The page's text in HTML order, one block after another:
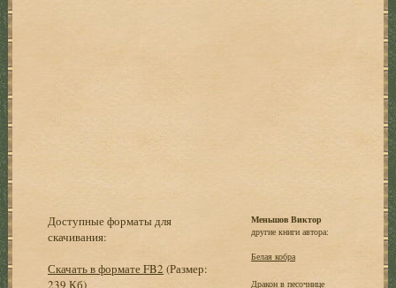
Доступные форматы для
скачивания:
Скачать в формате FB2 (Размер:
239 Кб)
Меньшов Виктор
другие книги автора:
Белая кобра
Дракон в песочнице